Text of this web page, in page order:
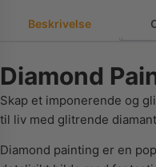
Beskrivelse
Diamond
Skap et imponerende og
til liv med glitrende
Diamond painting er en